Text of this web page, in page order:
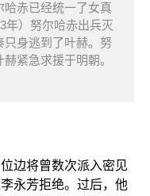
赤已经统一了女真
年）努尔哈赤出兵灭
身逃到了叶赫。努
紧急求援于明朝。
边将曾数次派入密见
永芳拒绝。过后，他